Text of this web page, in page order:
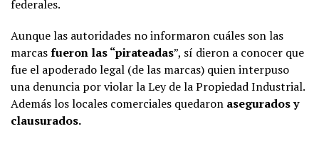
federales.
Aunque las autoridades no informaron cuáles son las
marcasfueron las “pirateadas”, sí dieron a conocer que
fue el apoderado legal (de las marcas) quien interpuso
una denuncia por violar la Ley de la Propiedad Industrial.
Además los locales comerciales quedaron asegurados y
clausurados.